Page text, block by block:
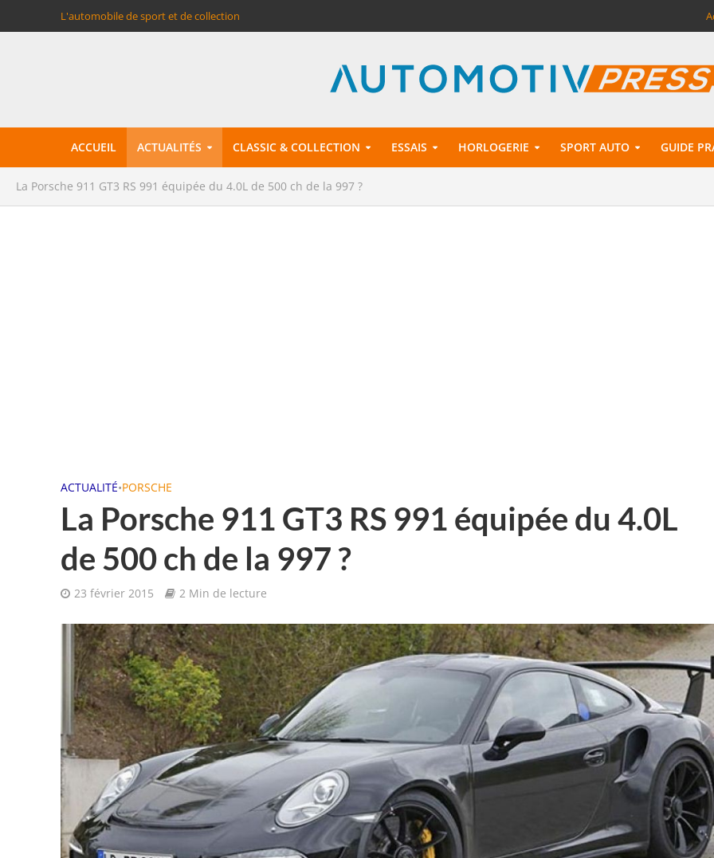
L'automobile de sport et de collection
ACCUEIL ACTUALITÉS CLASSIC & COLLECTION ESSAIS HORLOGERIE SPORT AUTO GUIDE
La Porsche 911 GT3 RS 991 équipée du 4.0L de 500 ch de la 997 ?
ACTUALITÉ•PORSCHE
La Porsche 911 GT3 RS 991 équipée du 4.0L
de 500 ch de la 997 ?
23 février 2015 2 Min de lecture